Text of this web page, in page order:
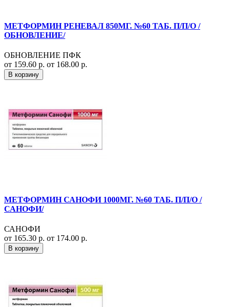
МЕТФОРМИН РЕНЕВАЛ 850МГ. №60 ТАБ. П/П/О /
ОБНОВЛЕНИЕ/
ОБНОВЛЕНИЕ ПФК
от 159.60 р. от 168.00 р.
В корзину
МЕТФОРМИН САНОФИ 1000МГ. №60 ТАБ. П/П/О /
САНОФИ/
САНОФИ
от 165.30 р. от 174.00 р.
В корзину